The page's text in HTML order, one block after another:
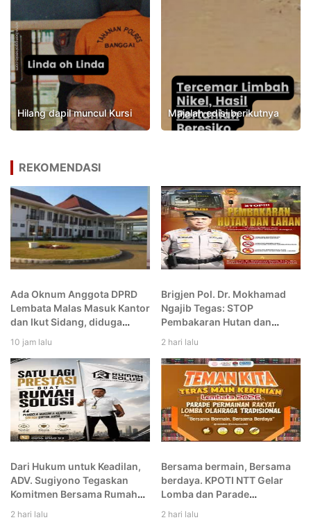
Hilang dapil muncul Kursi Majalah edisi berikutnya
REKOMENDASI
Ada Oknum Anggota DPRD
Lembata Malas Masuk Kantor
dan Ikut Sidang, diduga
10 jam lalu
Brigjen Pol. Dr. Mokhamad
Ngajib Tegas: STOP
Pembakaran Hutan dan
2 hari lalu
Dari Hukum untuk Keadilan,
ADV. Sugiyono Tegaskan
Komitmen Bersama Rumah
2 hari lalu
Bersama bermain, Bersama
berdaya. KPOTI NTT Gelar
Lomba dan Parade
2 hari lalu